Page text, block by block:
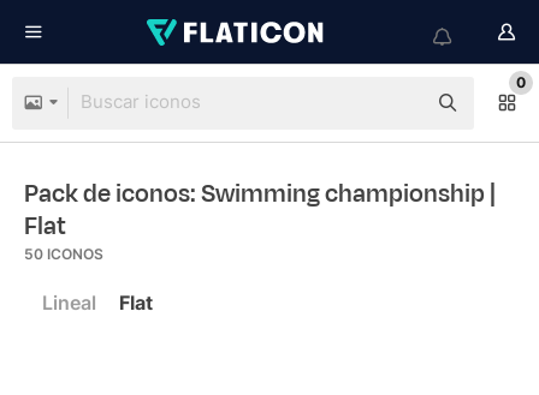
0
Pack de iconos: Swimming championship |
Flat
50 ICONOS
Lineal Flat